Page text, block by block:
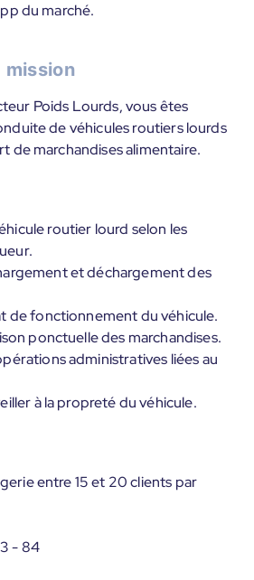
du marché.
mission
Poids Lourds, vous êtes
de véhicules routiers lourds
de marchandises alimentaire.
routier lourd selon les
et déchargement des
de fonctionnement du véhicule.
ponctuelle des marchandises.
administratives liées au
à la propreté du véhicule.
entre 15 et 20 clients par
- 84